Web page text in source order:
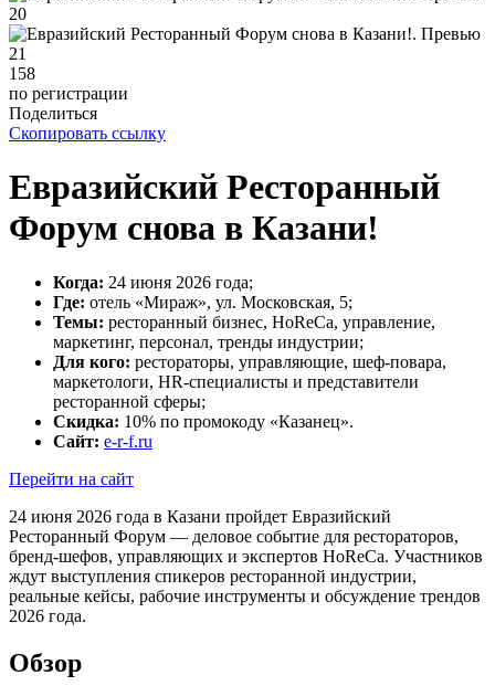
158
по регистрации
Поделиться
Скопировать ссылку
Евразийский Ресторанный
Форум снова в Казани!
Когда: 24 июня 2026 года;
Где: отель «Мираж», ул. Московская, 5;
Темы: ресторанный бизнес, HoReCa, управление,
маркетинг, персонал, тренды индустрии;
Для кого: рестораторы, управляющие, шеф-повара,
маркетологи, HR-специалисты и представители
ресторанной сферы;
Скидка: 10% по промокоду «Казанец».
Сайт: e-r-f.ru
Перейти на сайт
24 июня 2026 года в Казани пройдет Евразийский
Ресторанный Форум — деловое событие для рестораторов,
бренд-шефов, управляющих и экспертов HoReCa. Участников
ждут выступления спикеров ресторанной индустрии,
реальные кейсы, рабочие инструменты и обсуждение трендов
2026 года.
Обзор